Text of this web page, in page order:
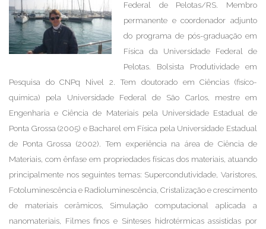
Federal de Pelotas/RS. Membro
permanente e coordenador adjunto
do programa de pós-graduação em
Física da Universidade Federal de
Pelotas. Bolsista Produtividade em
Pesquisa do CNPq Nivel 2. Tem doutorado em Ciências (fisíco-
química) pela Universidade Federal de São Carlos, mestre em
Engenharia e Ciência de Materiais pela Universidade Estadual de
Ponta Grossa (2005) e Bacharel em Física pela Universidade Estadual
de Ponta Grossa (2002). Tem experiência na área de Ciência de
Materiais, com ênfase em propriedades físicas dos materiais, atuando
principalmente nos seguintes temas: Supercondutividade, Varistores,
Fotoluminescência e Radioluminescência, Cristalização e crescimento
de materiais cerâmicos, Simulação computacional aplicada a
nanomateriais, Filmes finos e Sínteses hidrotérmicas assistidas por